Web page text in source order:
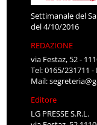
Settimanale del
del 4/10/2016
REDAZIONE
via Festaz, 52 -
Tel: 0165/231711 -
Mail:
Editore
LG PRESSE S.R.L.